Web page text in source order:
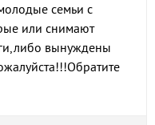
семьи с
или снимают
вынуждены